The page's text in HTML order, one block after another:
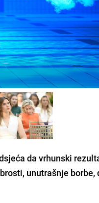
da vrhunski
unutrašnje borbe,